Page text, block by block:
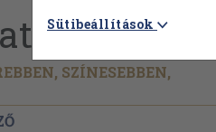
SZÍNESEBBEN,
Sütibeállítások